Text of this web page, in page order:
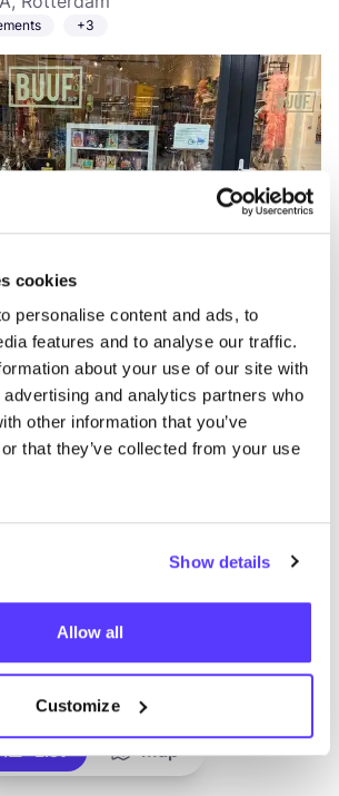
cookies
personalise content and ads, to
features and to analyse our traffic.
about your use of our site with
and analytics partners who
other information that you’ve
that they’ve collected from your use
Show details
Allow all
Customize
+3
Visiter la boutique en ligne
Rotterdam
11, Rotterdam
Visiter la boutique en ligne
like
List Map